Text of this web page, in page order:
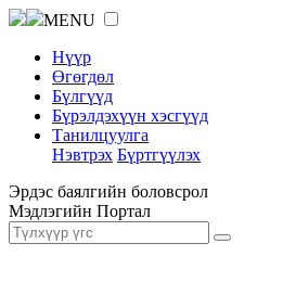
MENU
Нүүр
Өгөгдөл
Бүлгүүд
Бүрэлдэхүүн хэсгүүд
Танилцуулга
Нэвтрэх Бүртгүүлэх
Эрдэс баялгийн боловсрол
Мэдлэгийн Портал